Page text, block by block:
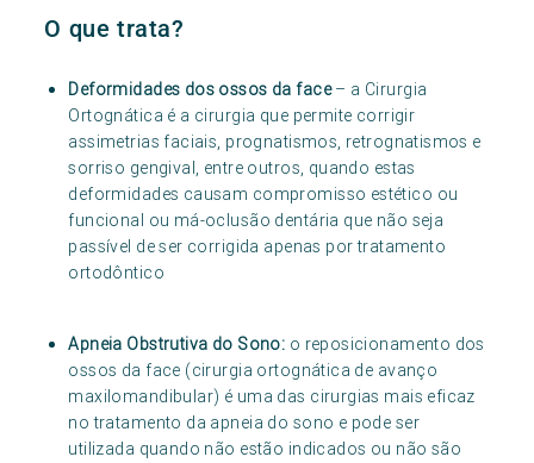
O que trata?
Deformidades dos ossos da face– a Cirurgia
Ortognática é a cirurgia que permite corrigir
assimetrias faciais, prognatismos, retrognatismos e
sorriso gengival, entre outros, quando estas
deformidades causam compromisso estético ou
funcional ou má-oclusão dentária que não seja
passível de ser corrigida apenas por tratamento
ortodôntico
Apneia Obstrutiva do Sono: o reposicionamento dos
ossos da face (cirurgia ortognática de avanço
maxilomandibular) é uma das cirurgias mais eficaz
no tratamento da apneia do sono e pode ser
utilizada quando não estão indicados ou não são